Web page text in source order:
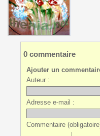
0 commentaire
Ajouter un
Auteur :
Adresse e-mail :
Commentaire
|